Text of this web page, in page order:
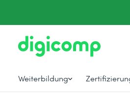
Weiterbildung